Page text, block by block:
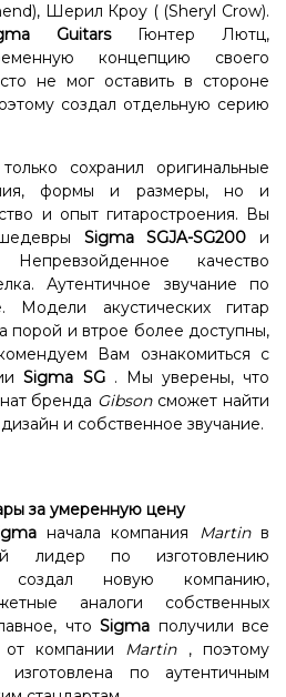
Шерил Кроу ( (Sheryl Crow).
GuitarsГюнтер Лютц,
концепцию своего
не мог оставить в стороне
создал отдельную серию
сохранил оригинальные
формы и размеры, но и
и опыт гитаростроения. Вы
Sigma SGJA-SG200 и
качество
Аутентичное звучание по
Модели акустических гитар
порой и втрое более доступны,
Вам ознакомиться с
Sigma SG. Мы уверены, что
бренда Gibsonсможет найти
и собственное звучание.
за умеренную цену
начала компания Martinв
лидер по изготовлению
создал новую компанию,
аналоги собственных
что Sigma получили все
от компании Martin, поэтому
​​по аутентичным